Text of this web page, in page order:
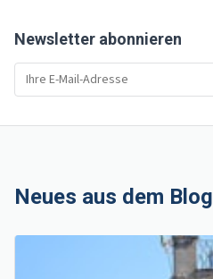
Newsletter abonnieren
Neues aus dem Blog